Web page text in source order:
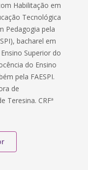
Habilitação em
Tecnológica
Pedagogia pela
bacharel em
Superior do
do Ensino
pela FAESPI.
de
Teresina. CRFª